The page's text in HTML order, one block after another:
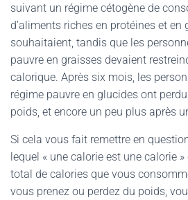
suivant un régime cétogène de
d’aliments riches en protéines et en
souhaitaient, tandis que les
pauvre en graisses devaient
calorique. Après six mois, les
régime pauvre en glucides ont
poids, et encore un peu plus après
Si cela vous fait remettre en
lequel « une calorie est une calorie »
total de calories que vous
vous prenez ou perdez du poids,